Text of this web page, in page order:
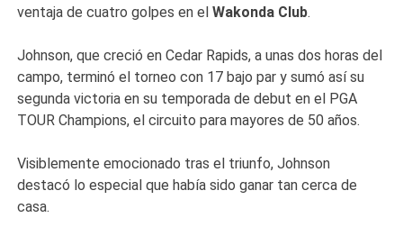
ventaja de cuatro golpes en elWakonda Club.
Johnson, que creció en Cedar Rapids, a unas dos horas del
campo, terminó el torneo con 17 bajo par y sumó así su
segunda victoria en su temporada de debut en el PGA
TOUR Champions, el circuito para mayores de 50 años.
Visiblemente emocionado tras el triunfo, Johnson
destacó lo especial que había sido ganar tan cerca de
casa.